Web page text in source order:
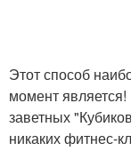
Этот способ
момент
заветных
никаких фитнес-